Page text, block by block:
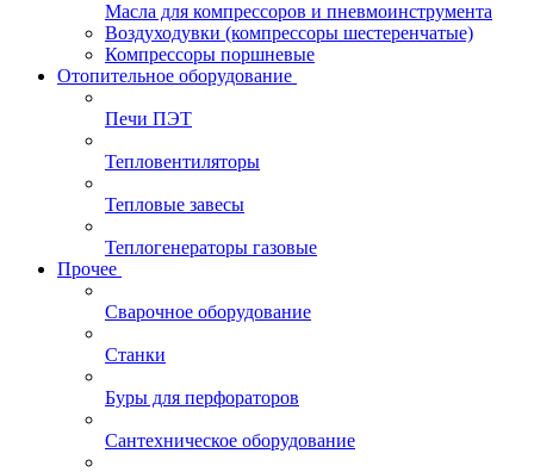
Масла для компрессоров и пневмоинструмента
Воздуходувки (компрессоры шестеренчатые)
Компрессоры поршневые
Отопительное оборудование
Печи ПЭТ
Тепловентиляторы
Тепловые завесы
Теплогенераторы газовые
Прочее
Сварочное оборудование
Станки
Буры для перфораторов
Сантехническое оборудование